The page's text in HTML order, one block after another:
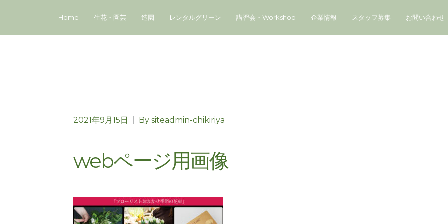
Home 生花・園芸 造園 レンタルグリーン 講習会・Workshop 企業情報 スタッフ募集 お問い合わせ
2021年9月15日 By siteadmin-chikiriya
webページ用画像